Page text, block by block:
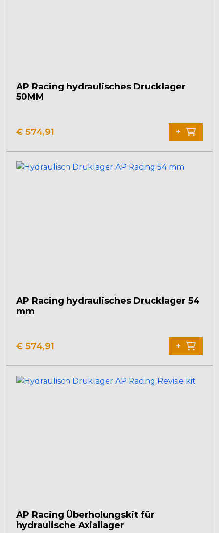
AP Racing hydraulisches Drucklager
50MM
€ 574,91 +
AP Racing hydraulisches Drucklager 54
mm
€ 574,91 +
AP Racing Überholungskit für
hydraulische Axiallager